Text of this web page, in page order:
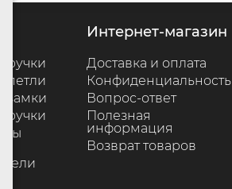
ручки
петли
замки
ручки
интернет-магазин
Доставка и оплата
Конфиденциальность
Вопрос-ответ
Полезная
информация
Возврат товаров